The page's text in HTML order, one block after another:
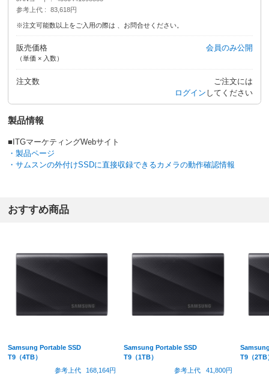
参考上代
83,618円
※注文可能数以上をご入用の際は 、お問合せください。
販売価格
（単価 × 入数）
会員のみ公開
注文数
ご注文には
ログイン してください
製品情報
■ITGマーケティングWebサイト
・製品ページ
・サムスンの外付けSSDに直接収録できるカメラの動作確認情報
おすすめ商品
Samsung Portable SSD
T9（4TB）
参考上代
168,164円
Samsung Portable SSD
T9（1TB）
参考上代
41,800円
T9（2TB